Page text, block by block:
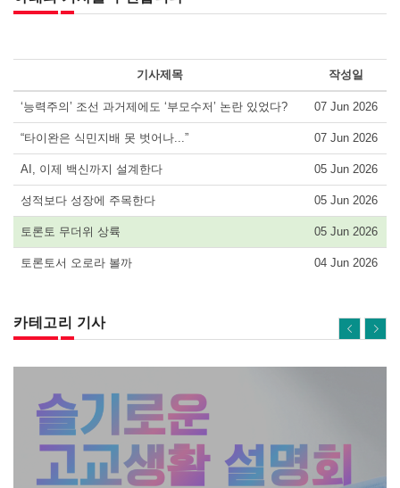
기사제목 작성일
‘능력주의’ 조선 과거제에도 ‘부모수저’ 논란 있었다? 07 Jun 2026
“타이완은 식민지배 못 벗어나...” 07 Jun 2026
AI, 이제 백신까지 설계한다 05 Jun 2026
성적보다 성장에 주목한다 05 Jun 2026
토론토 무더위 상륙 05 Jun 2026
토론토서 오로라 볼까 04 Jun 2026
카테고리 기사